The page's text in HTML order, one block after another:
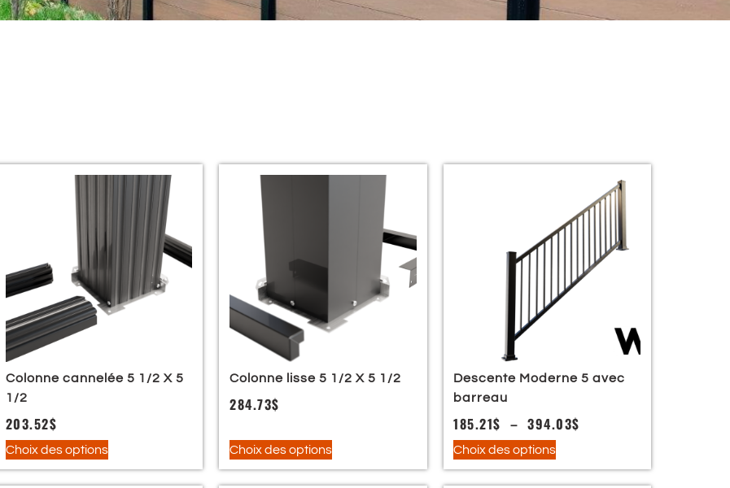
Colonne cannelée 5 1/2 X 5
1/2
203.52$
Choix des options
Colonne lisse 5 1/2 X 5 1/2
284.73$
Choix des options
Descente Moderne 5 avec
barreau
185.21$ – 394.03$
Choix des options